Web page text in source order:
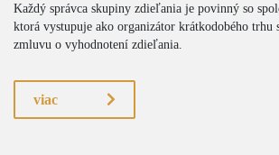
Každý správca skupiny zdieľania je povinný so
ktorá vystupuje ako organizátor krátkodobého
zmluvu o vyhodnotení zdieľania.
viac